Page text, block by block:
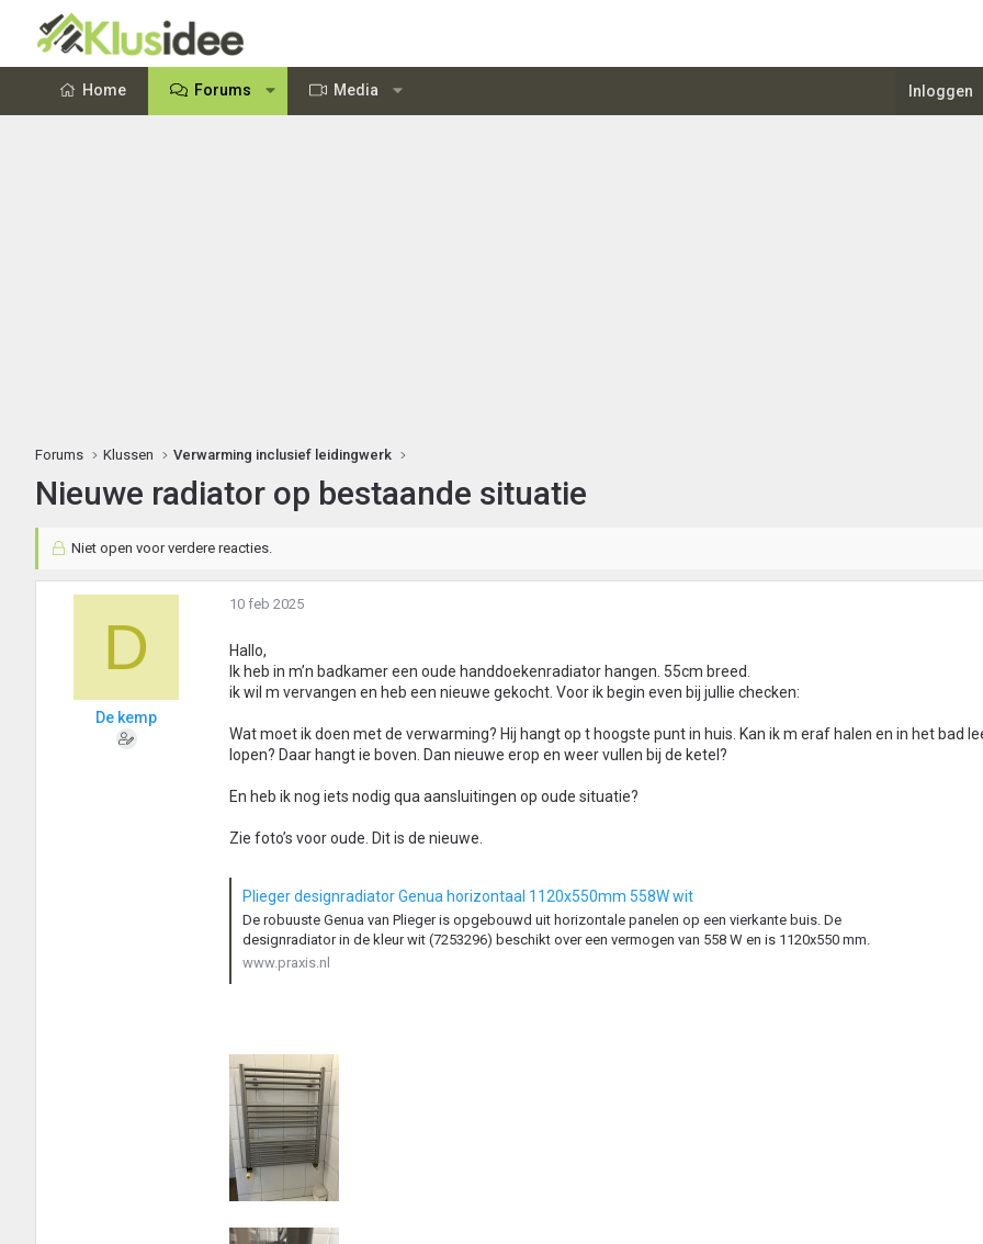
Home Forums Media Inloggen
Forums Klussen Verwarming inclusief leidingwerk
Nieuwe radiator op bestaande situatie
Niet open voor verdere reacties.
D
De kemp
10 feb 2025
Hallo,
Ik heb in m’n badkamer een oude handdoekenradiator hangen. 55cm breed.
ik wil m vervangen en heb een nieuwe gekocht. Voor ik begin even bij jullie checken:
Wat moet ik doen met de verwarming? Hij hangt op t hoogste punt in huis. Kan ik m eraf halen en in het bad
lopen? Daar hangt ie boven. Dan nieuwe erop en weer vullen bij de ketel?
En heb ik nog iets nodig qua aansluitingen op oude situatie?
Zie foto’s voor oude. Dit is de nieuwe.
Plieger designradiator Genua horizontaal 1120x550mm 558W wit
De robuuste Genua van Plieger is opgebouwd uit horizontale panelen op een vierkante buis. De
designradiator in de kleur wit (7253296) beschikt over een vermogen van 558 W en is 1120x550 mm.
www.praxis.nl